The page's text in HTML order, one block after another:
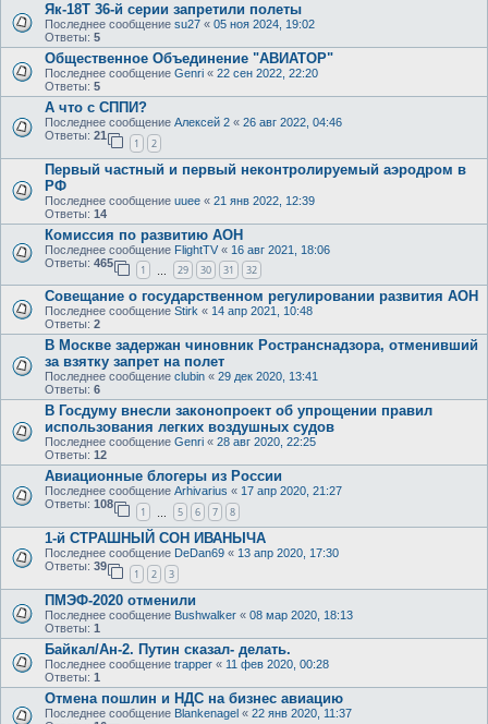
Як-18Т 36-й серии запретили полеты
Последнее сообщение su27 « 05 ноя 2024, 19:02
Ответы: 5
Общественное Объединение "АВИАТОР"
Последнее сообщение Genri « 22 сен 2022, 22:20
Ответы: 5
А что с СППИ?
Последнее сообщение Алексей 2 « 26 авг 2022, 04:46
Ответы: 21
1 2
Первый частный и первый неконтролируемый аэродром в
РФ
Последнее сообщение uuee « 21 янв 2022, 12:39
Ответы: 14
Комиссия по развитию АОН
Последнее сообщение FlightTV « 16 авг 2021, 18:06
Ответы: 465
1 29 30 31 32
Совещание о государственном регулировании развития АОН
Последнее сообщение Stirk « 14 апр 2021, 10:48
Ответы: 2
В Москве задержан чиновник Ространснадзора, отменивший
за взятку запрет на полет
Последнее сообщение clubin « 29 дек 2020, 13:41
Ответы: 6
В Госдуму внесли законопроект об упрощении правил
использования легких воздушных судов
Последнее сообщение Genri « 28 авг 2020, 22:25
Ответы: 12
Авиационные блогеры из России
Последнее сообщение Arhivarius « 17 апр 2020, 21:27
Ответы: 108
1 5 6 7 8
1-й СТРАШНЫЙ СОН ИВАНЫЧА
Последнее сообщение DeDan69 « 13 апр 2020, 17:30
Ответы: 39
1 2 3
ПМЭФ-2020 отменили
Последнее сообщение Bushwalker « 08 мар 2020, 18:13
Ответы: 1
Байкал/Ан-2. Путин сказал- делать.
Последнее сообщение trapper « 11 фев 2020, 00:28
Ответы: 1
Отмена пошлин и НДС на бизнес авиацию
Последнее сообщение Blankenagel « 22 янв 2020, 11:37